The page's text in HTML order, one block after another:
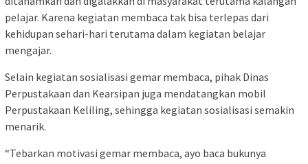
pelajar. Karena kegiatan membaca tak bisa terlepas dari
kehidupan sehari-hari terutama dalam kegiatan belajar
mengajar.
Selain kegiatan sosialisasi gemar membaca, pihak Dinas
Perpustakaan dan Kearsipan juga mendatangkan mobil
Perpustakaan Keliling, sehingga kegiatan sosialisasi semakin
menarik.
“Tebarkan motivasi gemar membaca, ayo baca bukunya